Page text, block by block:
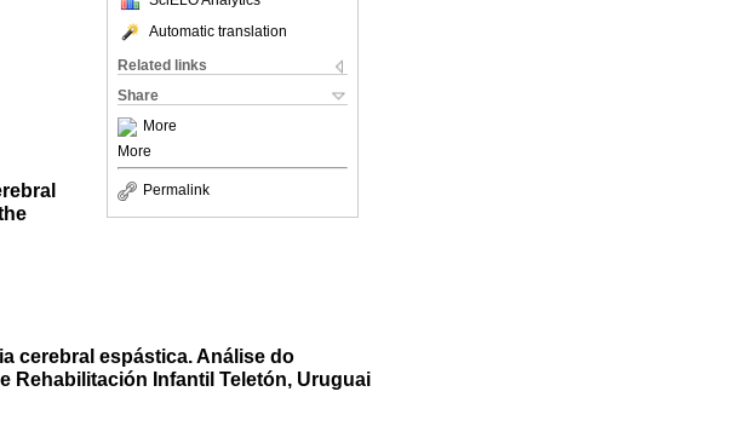
Automatic translation
Related links
Share
More
More
Permalink
cerebral espástica. Análise do
Rehabilitación Infantil Teletón, Uruguai